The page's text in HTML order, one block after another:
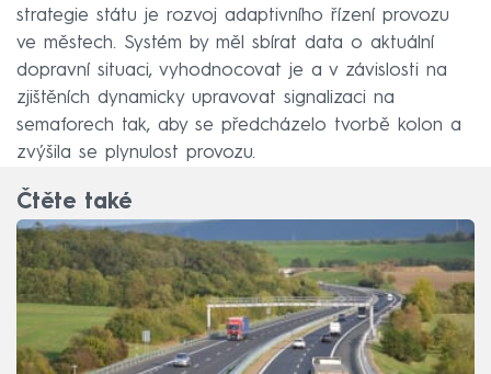
strategie státu je rozvoj adaptivního řízení provozu
ve městech. Systém by měl sbírat data o aktuální
dopravní situaci, vyhodnocovat je a v závislosti na
zjištěních dynamicky upravovat signalizaci na
semaforech tak, aby se předcházelo tvorbě kolon a
zvýšila se plynulost provozu.
Čtěte také